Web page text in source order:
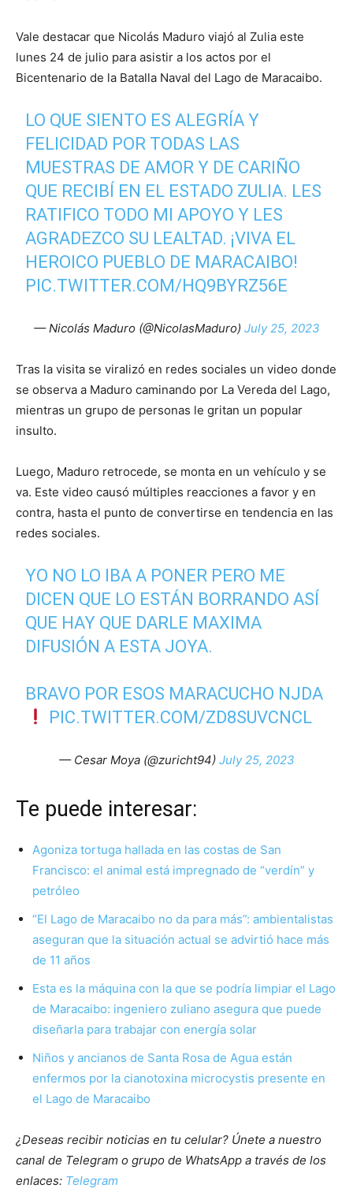
Vale destacar que Nicolás Maduro viajó al Zulia este
lunes 24 de julio para asistir a los actos por el
Bicentenario de la Batalla Naval del Lago de Maracaibo.
LO QUE SIENTO ES ALEGRÍA Y
FELICIDAD POR TODAS LAS
MUESTRAS DE AMOR Y DE CARIÑO
QUE RECIBÍ EN EL ESTADO ZULIA. LES
RATIFICO TODO MI APOYO Y LES
AGRADEZCO SU LEALTAD. ¡VIVA EL
HEROICO PUEBLO DE MARACAIBO!
PIC.TWITTER.COM/HQ9BYRZ56E
— Nicolás Maduro (@NicolasMaduro) July 25, 2023
Tras la visita se viralizó en redes sociales un video donde
se observa a Maduro caminando por La Vereda del Lago,
mientras un grupo de personas le gritan un popular
insulto.
Luego, Maduro retrocede, se monta en un vehículo y se
va. Este video causó múltiples reacciones a favor y en
contra, hasta el punto de convertirse en tendencia en las
redes sociales.
YO NO LO IBA A PONER PERO ME
DICEN QUE LO ESTÁN BORRANDO ASÍ
QUE HAY QUE DARLE MAXIMA
DIFUSIÓN A ESTA JOYA.
BRAVO POR ESOS MARACUCHO NJDA
PIC.TWITTER.COM/ZD8SUVCNCL
— Cesar Moya (@zuricht94) July 25, 2023
Te puede interesar:
Agoniza tortuga hallada en las costas de San
Francisco: el animal está impregnado de “verdín” y
petróleo
“El Lago de Maracaibo no da para más”: ambientalistas
aseguran que la situación actual se advirtió hace más
de 11 años
Esta es la máquina con la que se podría limpiar el Lago
de Maracaibo: ingeniero zuliano asegura que puede
diseñarla para trabajar con energía solar
Niños y ancianos de Santa Rosa de Agua están
enfermos por la cianotoxina microcystis presente en
el Lago de Maracaibo
¿Deseas recibir noticias en tu celular? Únete a nuestro
canal de Telegram o grupo de WhatsApp a través de los
enlaces: Telegram